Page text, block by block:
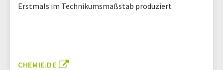
Erstmals im Technikumsmaßstab produziert
CHEMIE.DE